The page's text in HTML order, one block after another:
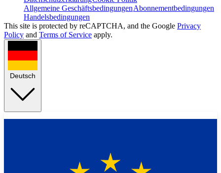
Allgemeine GeschäftsbedingungenAbonnementbedingungen
Handelsbedingungen
This site is protected by reCAPTCHA, and the Google Privacy
Policy and Terms of Service apply.
Deutsch